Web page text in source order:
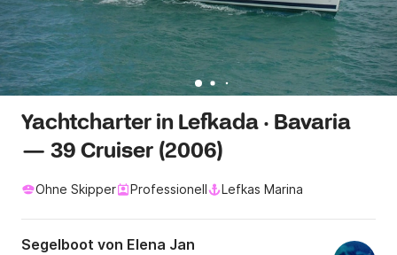
Yachtcharter in Lefkada · Bavaria
— 39 Cruiser (2006)
Ohne Skipper Professionell Lefkas Marina
Segelboot von Elena Jan